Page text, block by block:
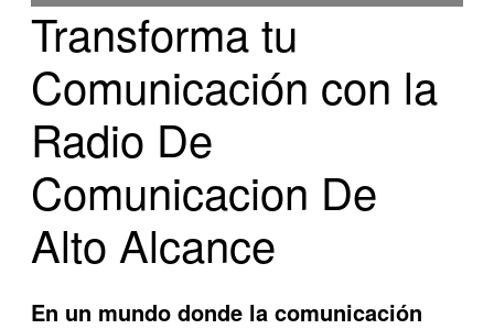
Transforma tu
Comunicación con la
Radio De
Comunicacion De
Alto Alcance
En un mundo donde la comunicación